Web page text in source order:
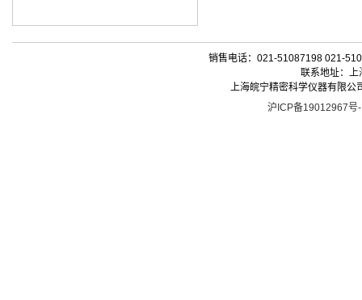
销售电话：021-51087198 021-
联系地址：
上海皖宁精密科学仪器有限
沪ICP备19012967号